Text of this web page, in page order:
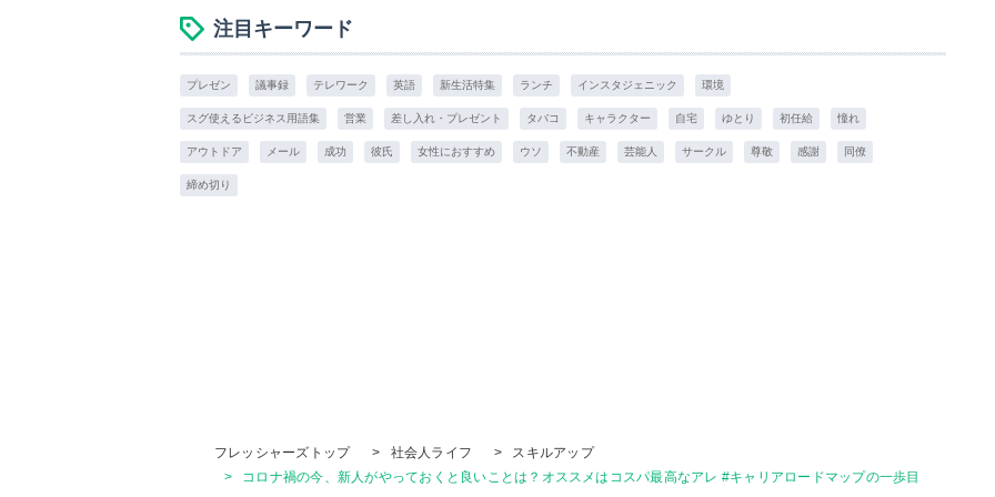
注目キーワード
プレゼン 議事録 テレワーク 英語 新生活特集 ランチ インスタジェニック 環境
スグ使えるビジネス用語集 営業 差し入れ・プレゼント タバコ キャラクター 自宅 ゆとり 初任給 憧れ
アウトドア メール 成功 彼氏 女性におすすめ ウソ 不動産 芸能人 サークル 尊敬 感謝 同僚
締め切り
フレッシャーズトップ
> 社会人ライフ >
スキルアップ
>
コロナ禍の今、新人がやっておくと良いことは？オススメはコスパ最高なアレ #キャリアロードマップの一歩目